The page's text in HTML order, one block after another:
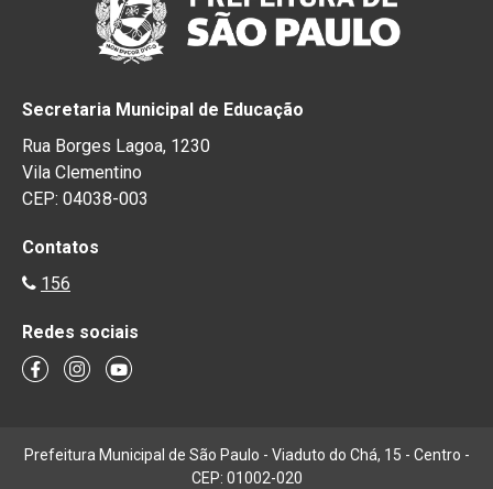
Secretaria Municipal de Educação
Rua Borges Lagoa, 1230
Vila Clementino
CEP: 04038-003
Contatos
156
Redes sociais
Prefeitura Municipal de São Paulo - Viaduto do Chá, 15 - Centro -
CEP: 01002-020